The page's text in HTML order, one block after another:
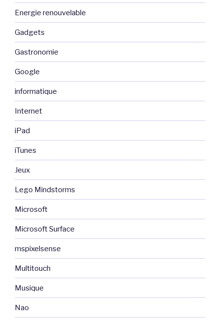
Energie renouvelable
Gadgets
Gastronomie
Google
informatique
Internet
iPad
iTunes
Jeux
Lego Mindstorms
Microsoft
Microsoft Surface
mspixelsense
Multitouch
Musique
Nao